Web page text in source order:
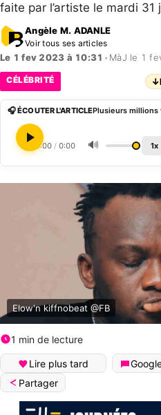
faite par l’artiste le mardi 31
Angèle M. ADANLE
Voir tous ses articles
Le 1 fev 2023 à 10:31 • MàJ le 1
CÉLÉBRITÉ ↓
🎧 ÉCOUTER L'ARTICLE
0:00 / 0:00 🔊 1x
Elow'n kiffnobeat @FB
1 min de lecture
Lire plus tard
Partager